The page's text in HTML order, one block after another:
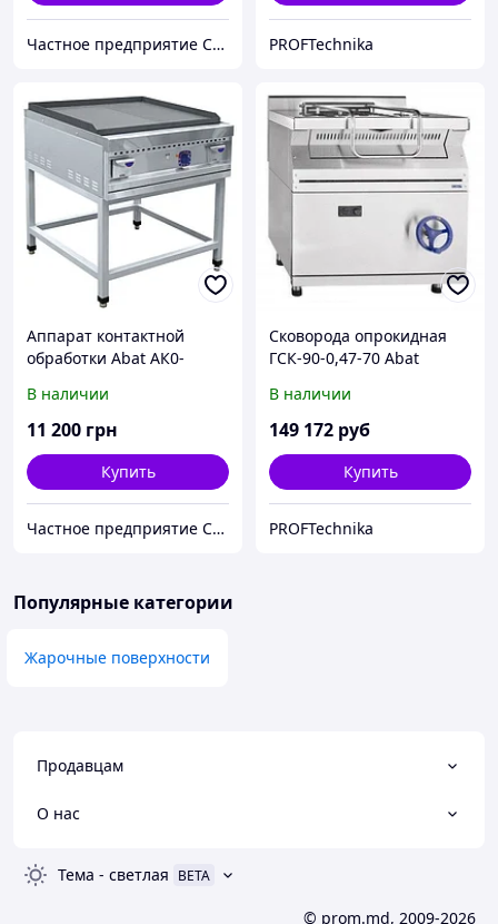
Частное предприятие София Мед PROFTechnika
Аппарат контактной
обработки Abat АК0-
В наличии
11 200 грн
Купить
Частное предприятие София Мед
Сковорода опрокидная
ГСК-90-0,47-70 Abat
В наличии
149 172 руб
Купить
PROFTechnika
Популярные категории
Жарочные поверхности
Продавцам
О нас
Тема - светлая BETA
© prom.md, 2009-2026